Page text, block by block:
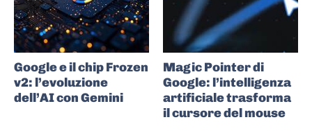
Google e il chip Frozen
v2: l’evoluzione
dell’AI con Gemini
Magic Pointer di
Google: l’intelligenza
artificiale trasforma
il cursore del mouse